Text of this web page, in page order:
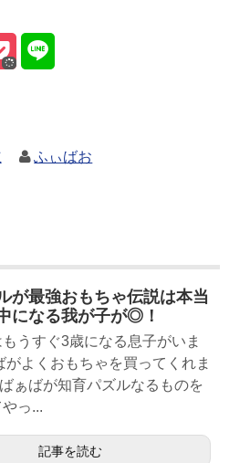
ふぃばお
が最強おもちゃ伝説は本当
になる我が子が◎！
うすぐ3歳になる息子がいま
がよくおもちゃを買ってくれま
ぁばが知育パズルなるものを
っ...
記事を読む